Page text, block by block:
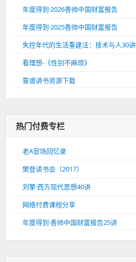
年度得到·2026香帅中国财富报告
年度得到·2025香帅中国财富报告
失控年代的生活重建法：技术与人30讲
看理想-《性别不麻烦》
靠谱讲书资源下载
热门付费专栏
老A官场回忆录
樊登读书会（2017）
刘擎·西方现代思想40讲
网络付费课程分享
年度得到·香帅中国财富报告25讲